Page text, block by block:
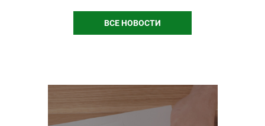
ВСЕ НОВОСТИ